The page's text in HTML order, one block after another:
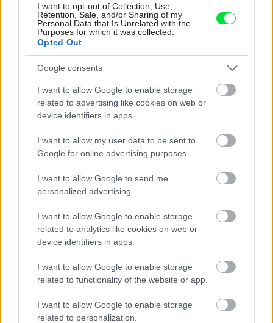
I want to opt-out of Collection, Use,
Retention, Sale, and/or Sharing of my
Personal Data that Is Unrelated with the
Purposes for which it was collected.
Opted Out
Google consents
I want to allow Google to enable storage
related to advertising like cookies on web or
device identifiers in apps.
I want to allow my user data to be sent to
Google for online advertising purposes.
I want to allow Google to send me
personalized advertising.
I want to allow Google to enable storage
related to analytics like cookies on web or
device identifiers in apps.
I want to allow Google to enable storage
related to functionality of the website or app.
I want to allow Google to enable storage
related to personalization.
Urob si sám 6/2026
Mohlo by vás zaujímať